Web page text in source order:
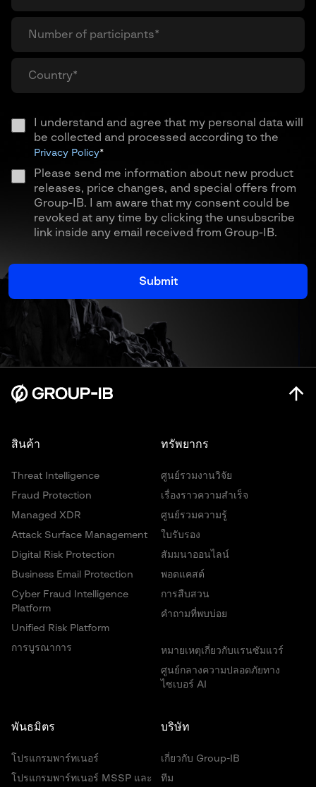
I understand and agree that my personal data will
be collected and processed according to the
Privacy Policy*
Please send me information about new product
releases, price changes, and special offers from
Group-IB. I am aware that my consent could be
revoked at any time by clicking the unsubscribe
link inside any email received from Group-IB.
ทรัพยากร
ศูนย์รวมงานวิจัย
เรื่องราวความสำเร็จ
ศูนย์รวมความรู้
ใบรับรอง
สัมมนาออนไลน์
พอดแคสต์
การสืบสวน
คำถามที่พบบ่อย
หมายเหตุเกี่ยวกับแรนซัมแวร์
ศูนย์กลางความปลอดภัยทาง
ไซเบอร์ AI
สินค้า
Threat Intelligence
Fraud Protection
Managed XDR
Attack Surface Management
Digital Risk Protection
Business Email Protection
Cyber Fraud Intelligence
Platform
Unified Risk Platform
การบูรณาการ
พันธมิตร
โปรแกรมพาร์ทเนอร์
โปรแกรมพาร์ทเนอร์ MSSP และ
บริษัท
เกี่ยวกับ Group-IB
ทีม